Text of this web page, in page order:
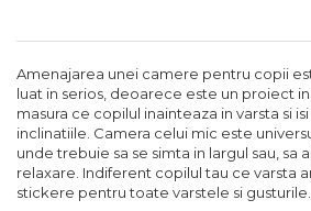
Amenajarea unei camere pentru copii
luat in serios, deoarece este un proiect
masura ce copilul inainteaza in varsta si
inclinatiile. Camera celui mic este
unde trebuie sa se simta in largul sau, sa
relaxare. Indiferent copilul tau ce varsta
stickere pentru toate varstele si gusturile.